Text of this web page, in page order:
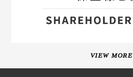
VIEW MORE